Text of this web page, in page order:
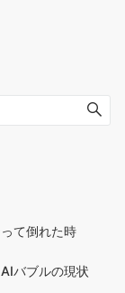
て倒れた時
バブルの現状